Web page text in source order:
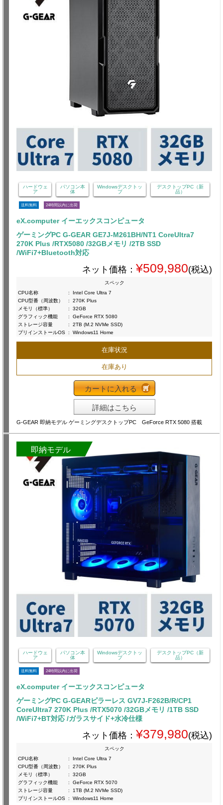
ハードウェ
ア
パソコン本
体
Windowsデスクトッ
プ
デスクトップPC（新
品）
送料無料 24時間以内に出荷
eX.computer イーエックスコンピュータ
ゲーミングPC G-GEAR GE7J-M261BH/NT1 CoreUltra7
270K Plus /RTX5080 /32GBメモリ /2TB SSD
/WiFi7+Bluetooth対応
ネット価格： ¥509,980(税込)
スペック
CPU名称
:
Intel Core Ultra 7
CPU型番（周波数）
:
270K Plus
メモリ（標準）
:
32GB
グラフィック機能
:
GeForce RTX 5080
ストレージ容量
:
2TB (M.2 NVMe SSD)
プリインストールOS : Windows11 Home
在庫状況
在庫あり
カートに入れる
詳細はこちら
G-GEAR 即納モデル ゲーミングデスクトップPC GeForce RTX 5080 搭載
即納モデル
ハードウェ
ア
パソコン本
体
Windowsデスクトッ
プ
デスクトップPC（新
品）
送料無料 24時間以内に出荷
eX.computer イーエックスコンピュータ
ゲーミングPC G-GEARピラーレス GV7J-F262B/R/CP1
CoreUltra7 270K Plus /RTX5070 /32GBメモリ /1TB SSD
/WiFi7+BT対応 /ガラスサイド+水冷仕様
ネット価格： ¥379,980(税込)
スペック
CPU名称
:
Intel Core Ultra 7
CPU型番（周波数）
:
270K Plus
メモリ（標準）
:
32GB
グラフィック機能
:
GeForce RTX 5070
ストレージ容量
:
1TB (M.2 NVMe SSD)
プリインストールOS : Windows11 Home